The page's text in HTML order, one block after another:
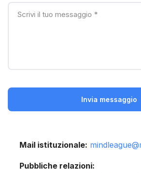
Invia messaggio
Mail istituzionale:
Pubbliche relazioni: